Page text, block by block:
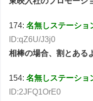
174:名無しステーショ
ID:qZ6U/J3j0
相棒の場合、割とある
154:名無しステーショ
ID:2JFQ1OrE0